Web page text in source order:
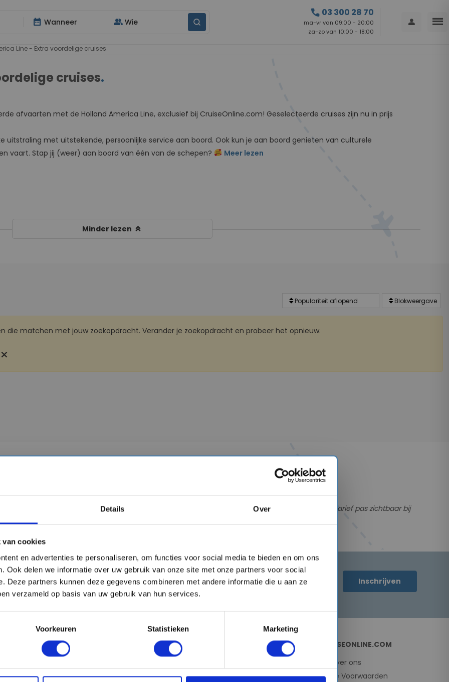
Details Over
van cookies
en advertenties te personaliseren, om functies voor social media te bieden en om ons
Ook delen we informatie over uw gebruik van onze site met onze partners voor social
Deze partners kunnen deze gegevens combineren met andere informatie die u aan ze
verzameld op basis van uw gebruik van hun services.
Voorkeuren Statistieken Marketing
date_range Wanneer group Wie
call 03 300 28 70
ma-vr van 09:00 - 20:00
za-zo van 10:00 - 18:00
person menu
Line - Extra voordelige cruises
cruises.
afvaarten met de Holland America Line, exclusief bij CruiseOnline.com! Geselecteerde cruises zijn nu in prijs
uitstraling met uitstekende, persoonlijke service aan boord. Ook kun je aan boord genieten van culturele
vaart. Stap jij (weer) aan boord van één van de schepen?
Meer lezen
Minder lezen keyboard_double_arrow_up
die matchen met jouw zoekopdracht. Verander je zoekopdracht en probeer het opnieuw.
close
cruises
goedkoper tarief. In sommige gevallen is het prijsverschil tussen de dagprijs en het speciale tarief pas zichtbaar bij
in prijs verlaagd en kunnen ieder moment weer worden gewijzigd.
€50,- kortingscode! mail Inschrijven
VERTREKHAVENS
vanuit Amsterdam
REDERIJEN
MSC Cruises
OVER CRUISEONLINE.COM
Over ons
Algemene Voorwaarden